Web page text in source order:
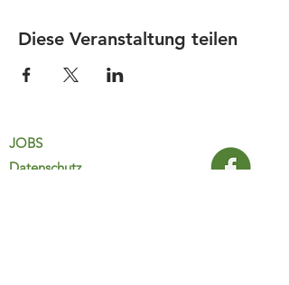
Diese Veranstaltung teilen
JOBS
Datenschutz